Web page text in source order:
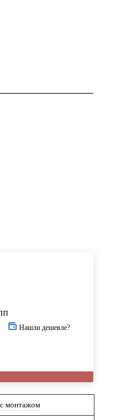
Нашли дешевле?
с монтажом